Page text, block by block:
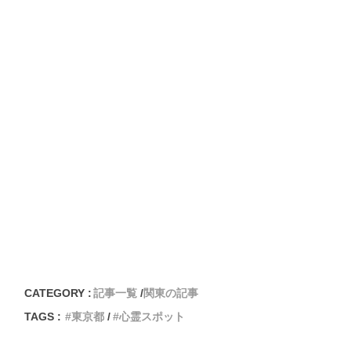
CATEGORY : 記事一覧
関東の記事
TAGS :
東京都 心霊スポット